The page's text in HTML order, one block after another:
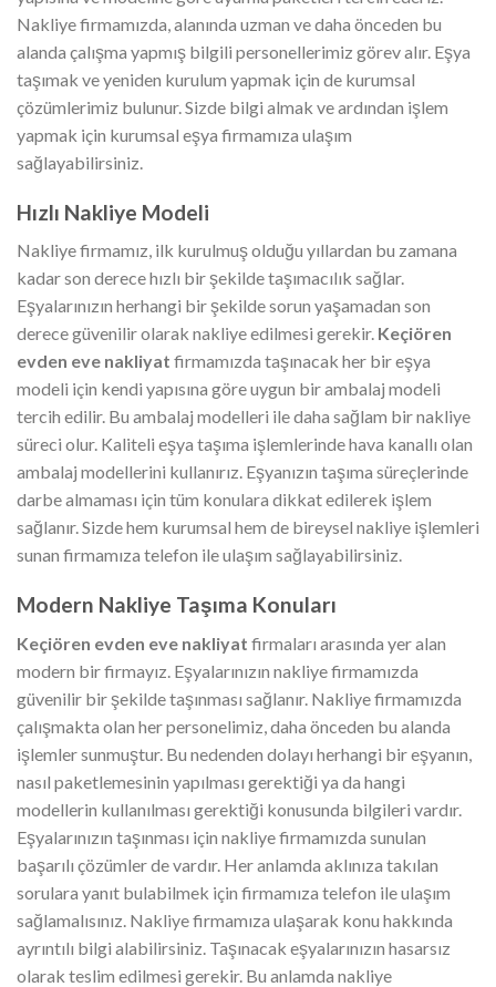
Nakliye firmamızda, alanında uzman ve daha önceden bu
alanda çalışma yapmış bilgili personellerimiz görev alır. Eşya
taşımak ve yeniden kurulum yapmak için de kurumsal
çözümlerimiz bulunur. Sizde bilgi almak ve ardından işlem
yapmak için kurumsal eşya firmamıza ulaşım
sağlayabilirsiniz.
Hızlı Nakliye Modeli
Nakliye firmamız, ilk kurulmuş olduğu yıllardan bu zamana
kadar son derece hızlı bir şekilde taşımacılık sağlar.
Eşyalarınızın herhangi bir şekilde sorun yaşamadan son
derece güvenilir olarak nakliye edilmesi gerekir. Keçiören
evden eve nakliyat firmamızda taşınacak her bir eşya
modeli için kendi yapısına göre uygun bir ambalaj modeli
tercih edilir. Bu ambalaj modelleri ile daha sağlam bir nakliye
süreci olur. Kaliteli eşya taşıma işlemlerinde hava kanallı olan
ambalaj modellerini kullanırız. Eşyanızın taşıma süreçlerinde
darbe almaması için tüm konulara dikkat edilerek işlem
sağlanır. Sizde hem kurumsal hem de bireysel nakliye işlemleri
sunan firmamıza telefon ile ulaşım sağlayabilirsiniz.
Modern Nakliye Taşıma Konuları
Keçiören evden eve nakliyat firmaları arasında yer alan
modern bir firmayız. Eşyalarınızın nakliye firmamızda
güvenilir bir şekilde taşınması sağlanır. Nakliye firmamızda
çalışmakta olan her personelimiz, daha önceden bu alanda
işlemler sunmuştur. Bu nedenden dolayı herhangi bir eşyanın,
nasıl paketlemesinin yapılması gerektiği ya da hangi
modellerin kullanılması gerektiği konusunda bilgileri vardır.
Eşyalarınızın taşınması için nakliye firmamızda sunulan
başarılı çözümler de vardır. Her anlamda aklınıza takılan
sorulara yanıt bulabilmek için firmamıza telefon ile ulaşım
sağlamalısınız. Nakliye firmamıza ulaşarak konu hakkında
ayrıntılı bilgi alabilirsiniz. Taşınacak eşyalarınızın hasarsız
olarak teslim edilmesi gerekir. Bu anlamda nakliye